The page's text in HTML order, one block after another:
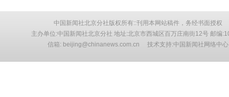
中国新闻社北京分社版权所有::刊用本网站稿件，务经书面授权
主办单位:中国新闻社北京分社 地址:北京市西城区百万庄南街12号 邮编
信箱: beijing@chinanews.com.cn 技术支持:中国新闻社网络中心